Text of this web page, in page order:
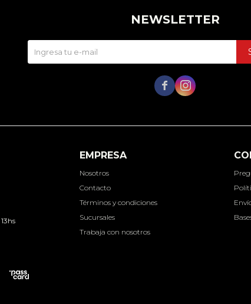
EMPRESA
Nosotros
Contacto
Términos y condiciones
Sucursales
Trabaja con nosotros
NEWSLETTER
 